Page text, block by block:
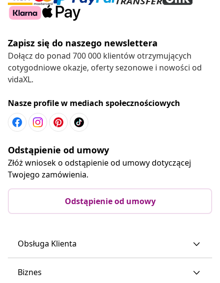
Zapisz się do naszego newslettera
Dołącz do ponad 700 000 klientów otrzymujących
cotygodniowe okazje, oferty sezonowe i nowości od
vidaXL.
Nasze profile w mediach społecznościowych
Odstąpienie od umowy
Złóż wniosek o odstąpienie od umowy dotyczącej
Twojego zamówienia.
Odstąpienie od umowy
Obsługa Klienta
Biznes